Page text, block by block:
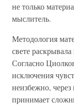
не только
мыслитель.
Методология
свете
Согласно
исключения
неизбежно,
принимает